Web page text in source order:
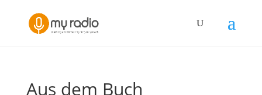
Aus dem Buch